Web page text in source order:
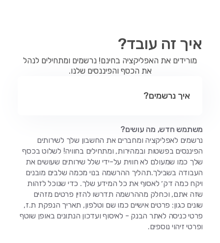
איך זה עובד?
מורידים את האפליקציה בחינם! נרשמים ומתחילים לנהל
את הכסף והפיננסים שלנו.
איך נרשמים?
משתמש חדש, מה עושים?
נרשמים לאפליקציה ומחברים את החשבון שלך לשירותים
הפיננסים בפשטות ובמהירות, ומתחילים בחוויה! לשלוט בכסף
שלך כמו שמעולם לא חווית על-ידי שלל שירותים שעושים את
העבודה בשבילך.תהליך ההרשמה בנוי מכמה שלבים מובנים
ויקח כמה דק׳ לאסוף את כל המידע שלך. כדי שנוכל לזהות
שזה אתם, וכחלק מההרשמה תדרשו להזין פרטים מזהים
שונים כגון: פרטים אישיים כמו שם וטלפון, תאריך הנפקת ת.ז,
פרטי כניסה לאתר הבנק - לאיסוף ועדכון הנתונים באופן שוטף
ופרטי זיהוי נוספים.